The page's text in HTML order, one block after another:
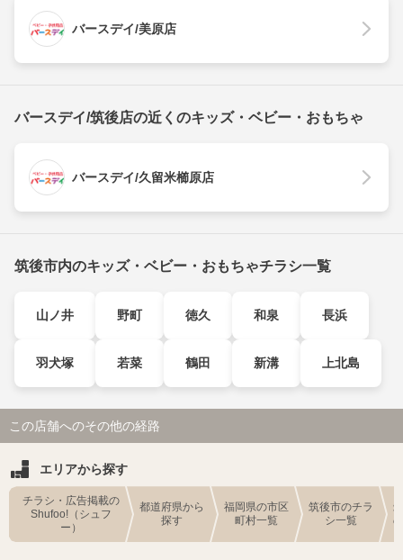
バースデイ/美原店
バースデイ/筑後店の近くのキッズ・ベビー・おもちゃ
バースデイ/久留米櫛原店
筑後市内のキッズ・ベビー・おもちゃチラシ一覧
山ノ井 野町 徳久 和泉 長浜
羽犬塚 若菜 鶴田 新溝 上北島
この店舗へのその他の経路
エリアから探す
チラシ・広告掲載の
Shufoo!（シュフ
ー）
都道府県から
探す
福岡県の市区
町村一覧
筑後市のチラ
シ一覧